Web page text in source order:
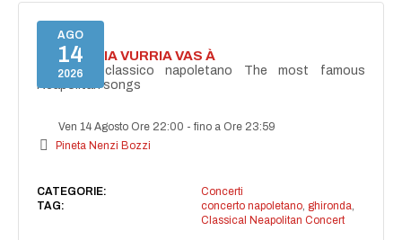
AGO
14
2026
I'TE VURRIA VURRIA VAS À
Concerto classico napoletano The most famous
Neapolitan songs
Ven 14 Agosto Ore 22:00 -fino a Ore 23:59
Pineta Nenzi Bozzi
CATEGORIE:
Concerti
TAG:
concerto napoletano, ghironda
Classical Neapolitan Concert